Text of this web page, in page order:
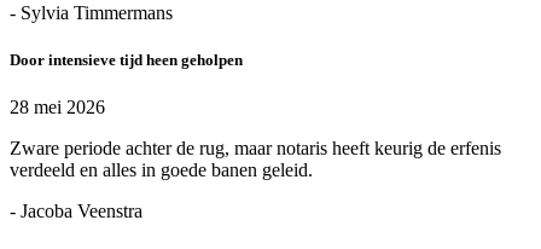
- Sylvia Timmermans
Door intensieve tijd heen geholpen
28 mei 2026
Zware periode achter de rug, maar notaris heeft keurig de erfenis
verdeeld en alles in goede banen geleid.
- Jacoba Veenstra